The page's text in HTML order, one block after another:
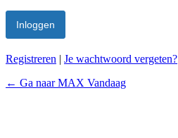
Registreren | Je wachtwoord vergeten?
← Ga naar MAX Vandaag